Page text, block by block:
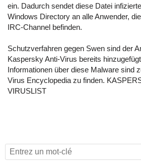
ein. Dadurch sendet diese Datei
Windows Directory an alle Anwender,
IRC-Channel befinden.
Schutzverfahren gegen Swen sind der
Kaspersky Anti-Virus bereits
Informationen über diese Malware sind
Virus Encyclopedia zu finden.
VIRUSLIST